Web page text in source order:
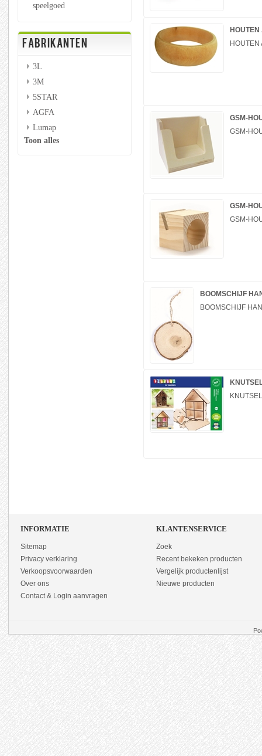
speelgoed
FABRIKANTEN
3L
3M
5STAR
AGFA
Lumap
Toon alles
GSM-
GSM-
GSM-
GSM-
BOOMSCHIJF
BOOMSCHIJF
INFORMATIE
Sitemap
Privacy verklaring
Verkoopsvoorwaarden
Over ons
Contact & Login aanvragen
KLANTENSERVICE
Zoek
Recent bekeken producten
Vergelijk productenlijst
Nieuwe producten